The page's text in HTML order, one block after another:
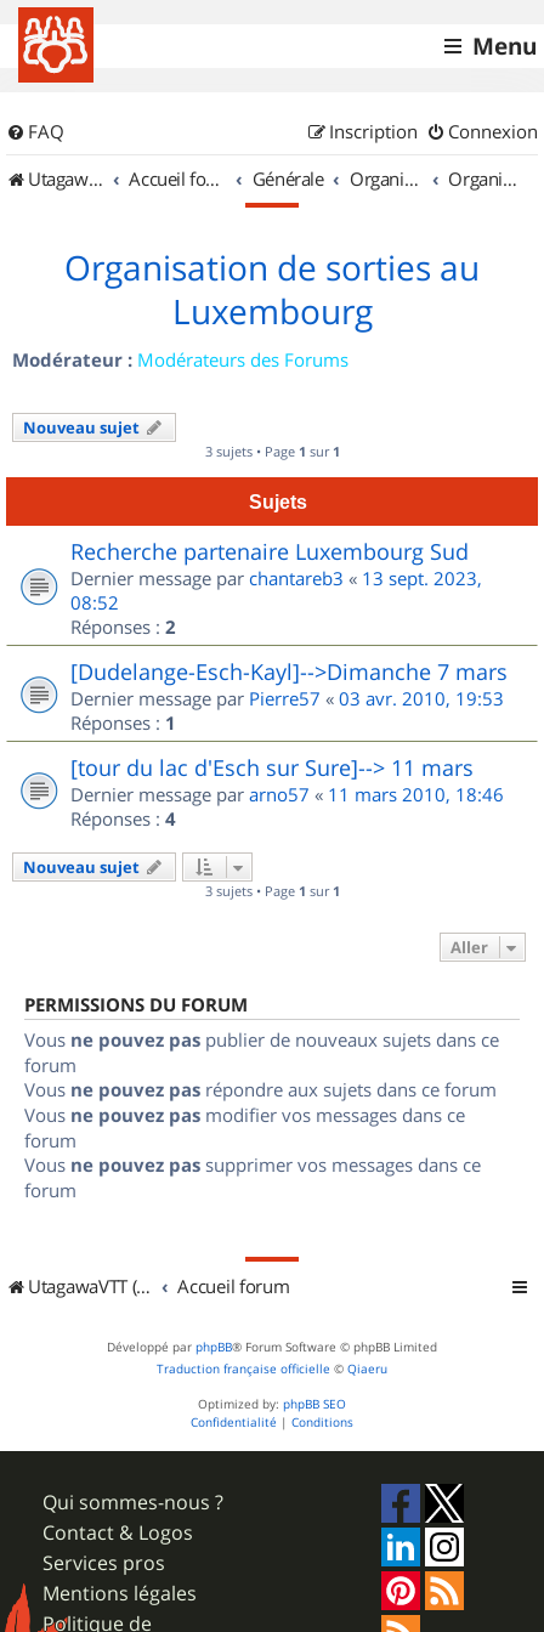
Menu
FAQ Connexion
Inscription
UtagawaVTT (Randos VTT et VTTAE avec traces GPS)
Accueil forum Générale Organisation de sorties & Recherche de partenaires Organisation de sorties au Luxembourg
Organisation de sorties au
Luxembourg
Modérateur : Modérateurs des Forums
Nouveau sujet
3 sujets • Page 1 sur 1
Sujets
Recherche partenaire Luxembourg Sud
Dernier message par chantareb3 « 13 sept. 2023,
08:52
Réponses : 2
[Dudelange-Esch-Kayl]-->Dimanche 7 mars
Dernier message par Pierre57 « 03 avr. 2010, 19:53
Réponses : 1
[tour du lac d'Esch sur Sure]--> 11 mars
Dernier message par arno57 « 11 mars 2010, 18:46
Réponses : 4
Nouveau sujet
3 sujets • Page 1 sur 1
Aller
PERMISSIONS DU FORUM
Vous ne pouvez pas publier de nouveaux sujets dans ce
forum
Vous ne pouvez pas répondre aux sujets dans ce forum
Vous ne pouvez pas modifier vos messages dans ce
forum
Vous ne pouvez pas supprimer vos messages dans ce
forum
UtagawaVTT (Randos VTT et VTTAE avec traces GPS) Accueil forum
Développé par phpBB® Forum Software © phpBB Limited
Traduction française officielle © Qiaeru
Optimized by: phpBB SEO
Confidentialité | Conditions
Qui sommes-nous ?
Contact & Logos
Services pros
Mentions légales
Politique de